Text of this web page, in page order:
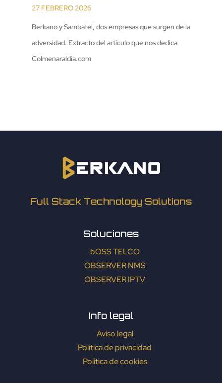
27 FEBRERO 2026
Berkano y Sambatel, dos empresas que surgen de la
adversidad. Extracto del artículo que nos dedica
Colmenaraldia.com
Full Stack Technology Solutions
Soluciones
bOSS TELCO
OBSERVER NMS
OBSERVER IPTV
Info legal
Aviso legal
Política de privacidad
Política de cookies